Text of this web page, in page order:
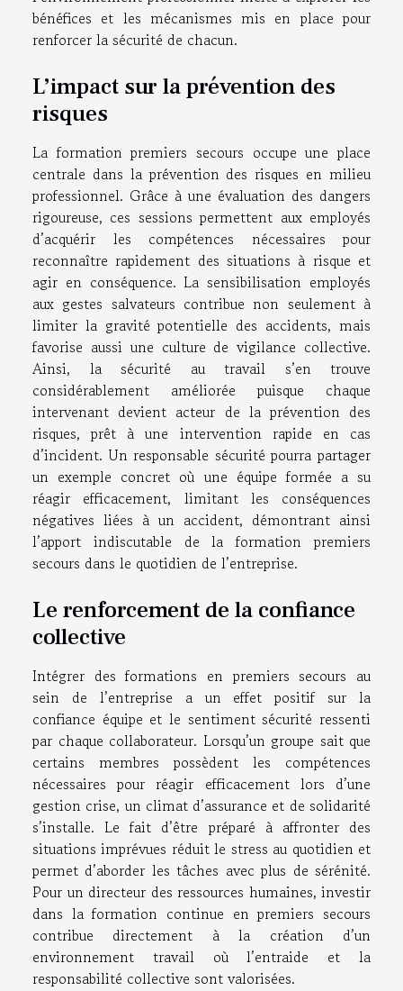
bénéfices et les mécanismes mis en place pour
renforcer la sécurité de chacun.
L’impact sur la prévention des
risques
La formation premiers secours occupe une place
centrale dans la prévention des risques en milieu
professionnel. Grâce à une évaluation des dangers
rigoureuse, ces sessions permettent aux employés
d’acquérir les compétences nécessaires pour
reconnaître rapidement des situations à risque et
agir en conséquence. La sensibilisation employés
aux gestes salvateurs contribue non seulement à
limiter la gravité potentielle des accidents, mais
favorise aussi une culture de vigilance collective.
Ainsi, la sécurité au travail s’en trouve
considérablement améliorée puisque chaque
intervenant devient acteur de la prévention des
risques, prêt à une intervention rapide en cas
d’incident. Un responsable sécurité pourra partager
un exemple concret où une équipe formée a su
réagir efficacement, limitant les conséquences
négatives liées à un accident, démontrant ainsi
l’apport indiscutable de la formation premiers
secours dans le quotidien de l’entreprise.
Le renforcement de la confiance
collective
Intégrer des formations en premiers secours au
sein de l’entreprise a un effet positif sur la
confiance équipe et le sentiment sécurité ressenti
par chaque collaborateur. Lorsqu’un groupe sait que
certains membres possèdent les compétences
nécessaires pour réagir efficacement lors d’une
gestion crise, un climat d’assurance et de solidarité
s’installe. Le fait d’être préparé à affronter des
situations imprévues réduit le stress au quotidien et
permet d’aborder les tâches avec plus de sérénité.
Pour un directeur des ressources humaines, investir
dans la formation continue en premiers secours
contribue directement à la création d’un
environnement travail où l’entraide et la
responsabilité collective sont valorisées.